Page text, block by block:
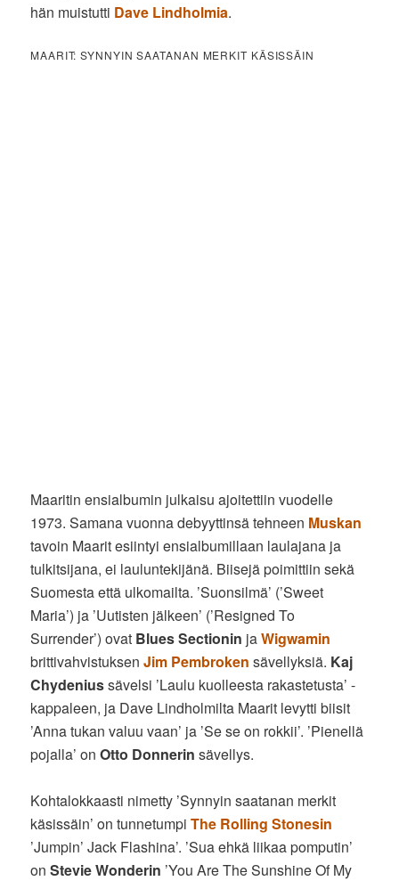
hän muistutti Dave Lindholmia.
MAARIT: SYNNYIN SAATANAN MERKIT KÄSISSÄIN
Maaritin ensialbumin julkaisu ajoitettiin vuodelle
1973. Samana vuonna debyyttinsä tehneen Muskan
tavoin Maarit esiintyi ensialbumillaan laulajana ja
tulkitsijana, ei lauluntekijänä. Biisejä poimittiin sekä
Suomesta että ulkomailta. ’Suonsilmä’ (’Sweet
Maria’) ja ’Uutisten jälkeen’ (’Resigned To
Surrender’) ovat Blues Sectionin jaWigwamin
brittivahvistuksenJim Pembroken sävellyksiä. Kaj
Chydeniussävelsi ’Laulu kuolleesta rakastetusta’ -
kappaleen, ja Dave Lindholmilta Maarit levytti biisit
’Anna tukan valuu vaan’ ja ’Se se on rokkii’. ’Pienellä
pojalla’ onOtto Donnerin sävellys.
Kohtalokkaasti nimetty ’Synnyin saatanan merkit
käsissäin’ on tunnetumpiThe Rolling Stonesin
’Jumpin’ Jack Flashina’. ’Sua ehkä liikaa pomputin’
onStevie Wonderin ’You Are The Sunshine Of My